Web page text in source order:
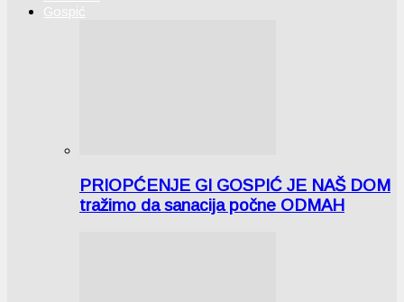
Gospić
PRIOPĆENJE GI GOSPIĆ JE NAŠ DOM
tražimo da sanacija počne ODMAH